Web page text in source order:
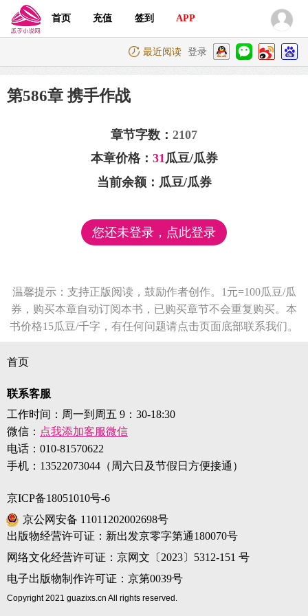
首页 充值 签到 APP
最近阅读 登录
第586章 携手作战
章节字数： 2107
本章价格： 31瓜豆/瓜券
当前余额： 瓜豆/瓜券
您还未登录，点此登录
温馨提示：支持正版阅读，鼓励作者创作。1元=100瓜豆/瓜
券，购买本章自动订阅本书，已购买章节不会重复购买。本
书价格15瓜豆/千字，有任何问题请点击页面底部联系我们。
首页
联系客服
工作时间：周一到周五 9：30-18:30
微信： 点我添加客服微信
电话： 010-81570622
手机： 13522073044（周六日及节假日方便接通）
京ICP备18051010号-6
京公网安备 11011202002698号
出版物经营许可证：新出发京零字第通180070号
网络文化经营许可证：京网文〔2023〕5312-151 号
电子出版物制作许可证：京第0039号
Copyright 2021 guazixs.cn All rights reserved.